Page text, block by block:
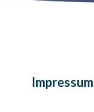
Impressum